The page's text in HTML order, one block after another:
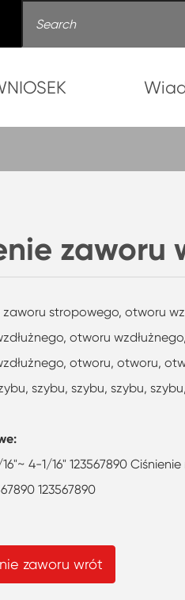
zaworu
zaworu stropowego, otworu
otworu
otworu, otworu,
szybu, szybu, szybu,
4-1/16" 123567890
123567890
zaworu wrót